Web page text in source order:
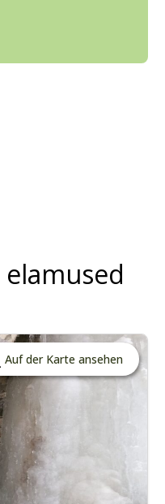
Auf der Karte ansehen